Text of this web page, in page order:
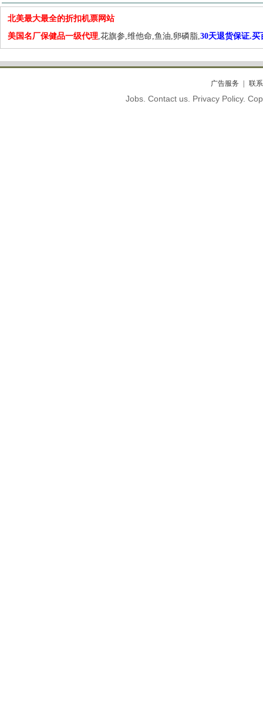
北美最大最全的折扣机票网站
美国名厂保健品一级代理,花旗参,维他命,鱼油,卵磷脂,30天退货保证.买
广告服务 联
Jobs. Contact us. Privacy Policy.